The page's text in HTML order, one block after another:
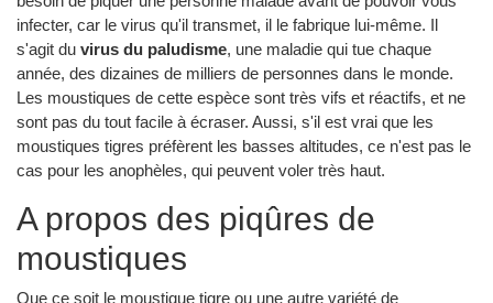
infecter, car le virus qu'il transmet, il le fabrique lui-même. Il
s'agit du virus du paludisme, une maladie qui tue chaque
année, des dizaines de milliers de personnes dans le monde.
Les moustiques de cette espèce sont très vifs et réactifs, et ne
sont pas du tout facile à écraser. Aussi, s'il est vrai que les
moustiques tigres préfèrent les basses altitudes, ce n'est pas le
cas pour les anophèles, qui peuvent voler très haut.
A propos des piqûres de
moustiques
Que ce soit le moustique tigre ou une autre variété de